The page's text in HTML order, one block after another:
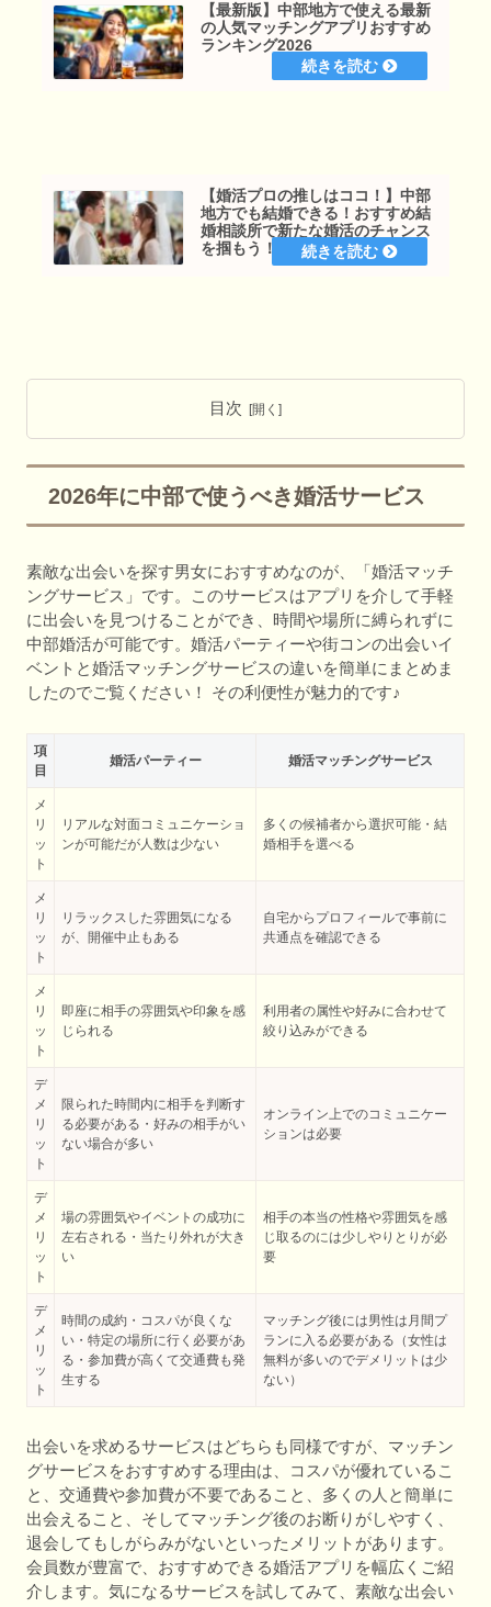
【最新版】中部地方で使える最新
の人気マッチングアプリおすすめ
ランキング2026
【婚活プロの推しはココ！】中部
地方でも結婚できる！おすすめ結
婚相談所で新たな婚活のチャンス
を掴もう！【ハピララ公式】
目次
2026年に中部で使うべき婚活サービス
素敵な出会いを探す男女におすすめなのが、「婚活マッチ
ングサービス」です。このサービスはアプリを介して手軽
に出会いを見つけることができ、時間や場所に縛られずに
中部婚活が可能です。婚活パーティーや街コンの出会いイ
ベントと婚活マッチングサービスの違いを簡単にまとめま
したのでご覧ください！ その利便性が魅力的です♪
項
目
婚活パーティー 婚活マッチングサービス
メ
リ
ッ
ト
リアルな対面コミュニケーショ
ンが可能だが人数は少ない
多くの候補者から選択可能・結
婚相手を選べる
メ
リ
ッ
ト
リラックスした雰囲気になる
が、開催中止もある
自宅からプロフィールで事前に
共通点を確認できる
メ
リ
ッ
ト
即座に相手の雰囲気や印象を感
じられる
利用者の属性や好みに合わせて
絞り込みができる
デ
メ
リ
ッ
ト
限られた時間内に相手を判断す
る必要がある・好みの相手がい
ない場合が多い
オンライン上でのコミュニケー
ションは必要
デ
メ
リ
ッ
ト
場の雰囲気やイベントの成功に
左右される・当たり外れが大き
い
相手の本当の性格や雰囲気を感
じ取るのには少しやりとりが必
要
デ
メ
リ
ッ
ト
時間の成約・コスパが良くな
い・特定の場所に行く必要があ
る・参加費が高くて交通費も発
生する
マッチング後には男性は月間プ
ランに入る必要がある（女性は
無料が多いのでデメリットは少
ない）
出会いを求めるサービスはどちらも同様ですが、マッチン
グサービスをおすすめする理由は、コスパが優れているこ
と、交通費や参加費が不要であること、多くの人と簡単に
出会えること、そしてマッチング後のお断りがしやすく、
退会してもしがらみがないといったメリットがあります。
会員数が豊富で、おすすめできる婚活アプリを幅広くご紹
介します。気になるサービスを試してみて、素敵な出会い